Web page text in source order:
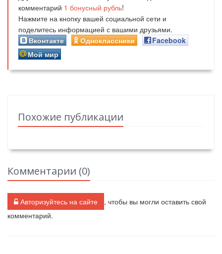
комментарий 1 бонусный рубль!
Нажмите на кнопку вашей социальной сети и
поделитесь информацией с вашими друзьями.
Вконтакте
Одноклассники
Facebook
Мой мир
Похожие публикации
Комментарии (0)
Авторизуйтесь на сайте
, чтобы вы могли оставить свой
комментарий.